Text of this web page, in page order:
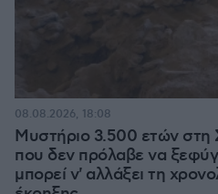
Μυστήριο 3.500 ετών στη
που δεν πρόλαβε να
μπορεί ν' αλλάξει τη
08.08.2026, 18:08